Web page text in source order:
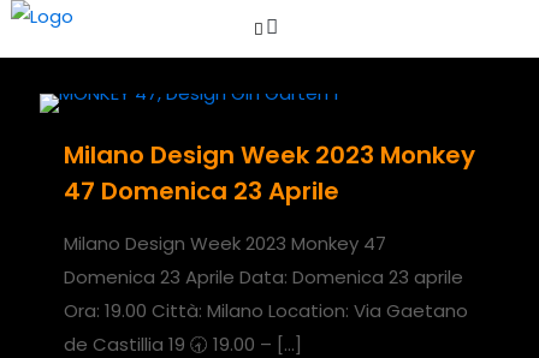
Milano Design Week 2023 Monkey
47 Domenica 23 Aprile
Milano Design Week 2023 Monkey 47
Domenica 23 Aprile Data: Domenica 23 aprile
Ora: 19.00 Città: Milano Location: Via Gaetano
de Castillia 19 🕣 19.00 – […]